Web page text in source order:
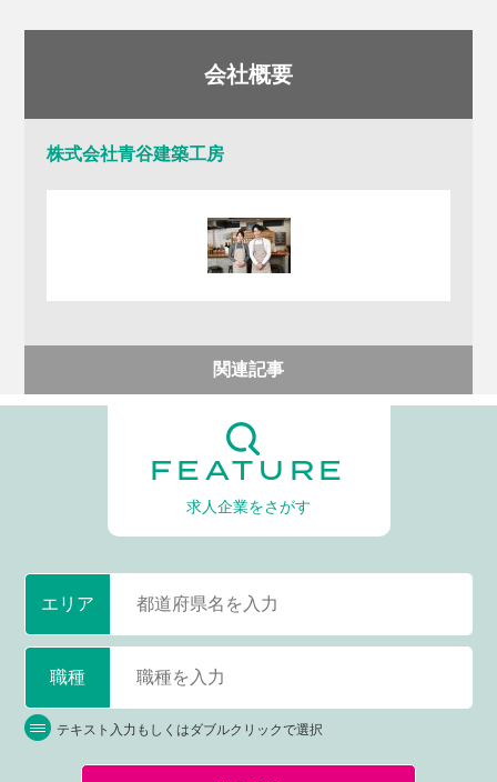
会社概要
株式会社青谷建築工房
関連記事
FEATURE
求人企業をさがす
エリア
テキスト入力もしくはダブルクリックで選択
職種